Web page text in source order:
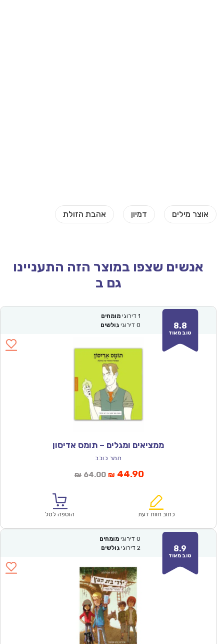
אנשים שצפו במוצר הזה התעניינו
גם ב
8.8
טוב מאוד
1 דירוגי מומחים
0 דירוגי גולשים
ממציאים ומגלים – תומס אדיסון
תמר כוכב
₪ 64.00המחיר
₪64.00.
₪ 44.90המחיר
הוא:
כתוב חוות דעת הוספה לסל
8.9
טוב מאוד
0 דירוגי מומחים
2 דירוגי גולשים